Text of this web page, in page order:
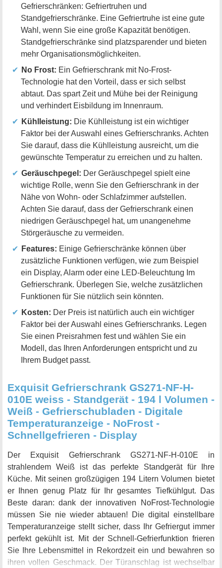
Gefrierschränken: Gefriertruhen und
Standgefrierschränke. Eine Gefriertruhe ist eine gute
Wahl, wenn Sie eine große Kapazität benötigen.
Standgefrierschränke sind platzsparender und bieten
mehr Organisationsmöglichkeiten.
No Frost: Ein Gefrierschrank mit No-Frost-
Technologie hat den Vorteil, dass er sich selbst
abtaut. Das spart Zeit und Mühe bei der Reinigung
und verhindert Eisbildung im Innenraum.
Kühlleistung: Die Kühlleistung ist ein wichtiger
Faktor bei der Auswahl eines Gefrierschranks. Achten
Sie darauf, dass die Kühlleistung ausreicht, um die
gewünschte Temperatur zu erreichen und zu halten.
Geräuschpegel: Der Geräuschpegel spielt eine
wichtige Rolle, wenn Sie den Gefrierschrank in der
Nähe von Wohn- oder Schlafzimmer aufstellen.
Achten Sie darauf, dass der Gefrierschrank einen
niedrigen Geräuschpegel hat, um unangenehme
Störgeräusche zu vermeiden.
Features: Einige Gefrierschränke können über
zusätzliche Funktionen verfügen, wie zum Beispiel
ein Display, Alarm oder eine LED-Beleuchtung Im
Gefrierschrank. Überlegen Sie, welche zusätzlichen
Funktionen für Sie nützlich sein könnten.
Kosten: Der Preis ist natürlich auch ein wichtiger
Faktor bei der Auswahl eines Gefrierschranks. Legen
Sie einen Preisrahmen fest und wählen Sie ein
Modell, das Ihren Anforderungen entspricht und zu
Ihrem Budget passt.
Exquisit Gefrierschrank GS271-NF-H-
010E weiss - Standgerät - 194 l Volumen -
Weiß - Gefrierschubladen - Digitale
Temperaturanzeige - NoFrost -
Schnellgefrieren - Display
Der Exquisit Gefrierschrank GS271-NF-H-010E in
strahlendem Weiß ist das perfekte Standgerät für Ihre
Küche. Mit seinen großzügigen 194 Litern Volumen bietet
er Ihnen genug Platz für Ihr gesamtes Tiefkühlgut. Das
Beste daran: dank der innovativen NoFrost-Technologie
müssen Sie nie wieder abtauen! Die digital einstellbare
Temperaturanzeige stellt sicher, dass Ihr Gefriergut immer
perfekt gekühlt ist. Mit der Schnell-Gefrierfunktion frieren
Sie Ihre Lebensmittel in Rekordzeit ein und bewahren so
ihren vollen Geschmack. Der Türanschlag ist wechselbar